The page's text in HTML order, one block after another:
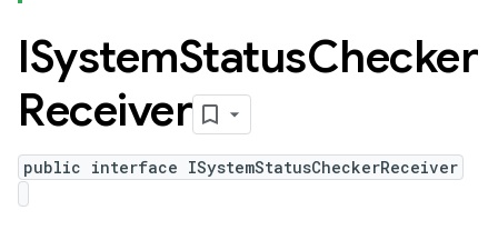
ISystemStatusChecker
Receiver
public interface ISystemStatusCheckerReceiver